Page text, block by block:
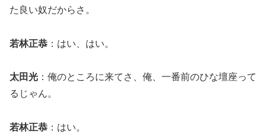
た良い奴だからさ。
若林正恭 ：はい、はい。
太田光 ：俺のところに来てさ、俺、一番前のひな壇座って
るじゃん。
若林正恭 ：はい。